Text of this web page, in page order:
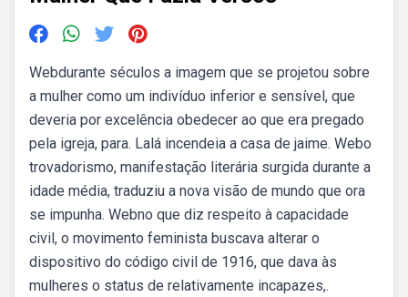
Webdurante séculos a imagem que se projetou sobre
a mulher como um indivíduo inferior e sensível, que
deveria por excelência obedecer ao que era pregado
pela igreja, para. Lalá incendeia a casa de jaime. Webo
trovadorismo, manifestação literária surgida durante a
idade média, traduziu a nova visão de mundo que ora
se impunha. Webno que diz respeito à capacidade
civil, o movimento feminista buscava alterar o
dispositivo do código civil de 1916, que dava às
mulheres o status de relativamente incapazes,.